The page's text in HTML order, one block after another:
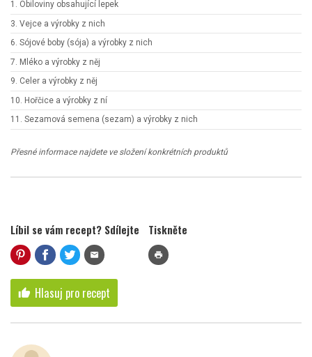
1. Obiloviny obsahující lepek
3. Vejce a výrobky z nich
6. Sójové boby (sója) a výrobky z nich
7. Mléko a výrobky z něj
9. Celer a výrobky z něj
10. Hořčice a výrobky z ní
11. Sezamová semena (sezam) a výrobky z nich
Přesné informace najdete ve složení konkrétních produktů
Líbil se vám recept? Sdílejte
mail
Tiskněte
print
thumb_up Hlasuj pro recept